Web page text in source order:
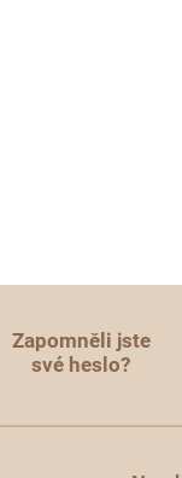
Zapomněli jste
své heslo?